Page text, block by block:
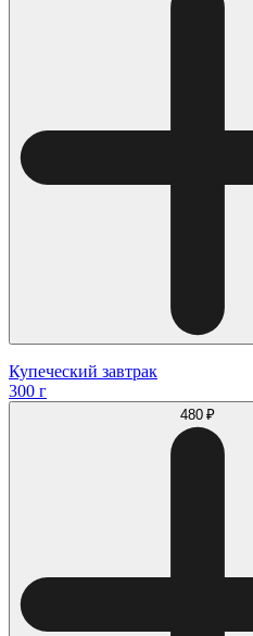
Купеческий завтрак
300 г
480 ₽